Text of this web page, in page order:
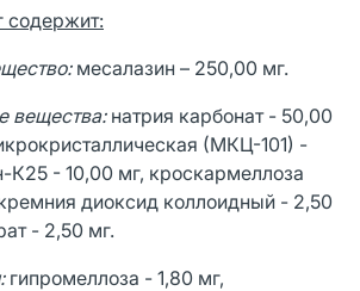
содержит:
месалазин – 250,00 мг.
вещества:натрия карбонат - 50,00
(МКЦ-101) -
К25 - 10,00 мг, кроскармеллоза
диоксид коллоидный - 2,50
- 2,50 мг.
гипромеллоза - 1,80 мг,